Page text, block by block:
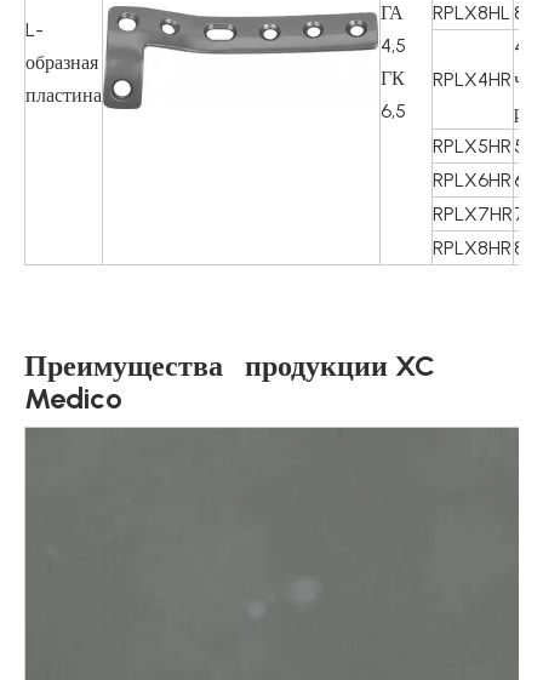
L-
образная
пластина
ГА
4,5
ГК
6,5
RPLX8HL 8Ч
RPLX4HR
4
р
RPLX5HR 5Ч
RPLX6HR6Ч
RPLX7HR7Ч
RPLX8HR8Ч
Преимущества продукции XC
Medico